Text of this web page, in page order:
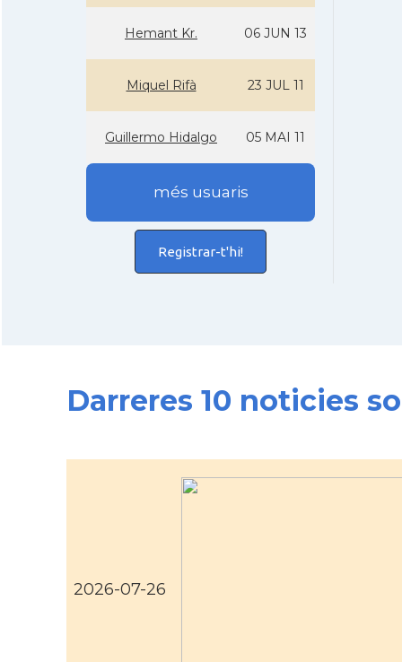
Hemant Kr. 06 JUN 13
Miquel Rifà 23 JUL 11
Guillermo Hidalgo 05 MAI 11
més usuaris
Registrar-t'hi!
Darreres 10 noticies
2026-07-26